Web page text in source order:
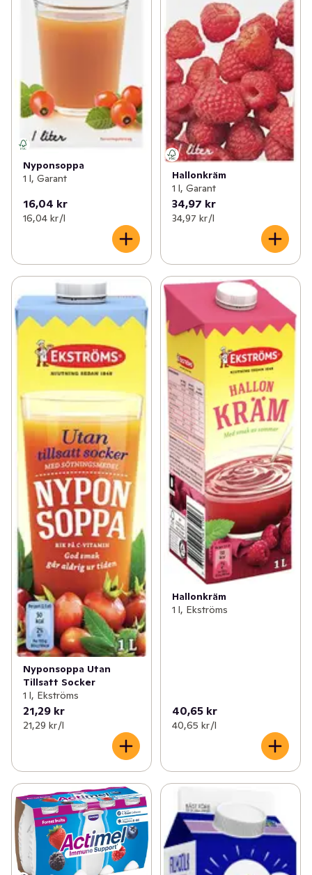
Nyponsoppa
1 l, Garant
16,04 kr
16,04 kr /l
Hallonkräm
1 l, Garant
34,97 kr
34,97 kr /l
Nyponsoppa Utan
Tillsatt Socker
1 l, Ekströms
21,29 kr
21,29 kr /l
Hallonkräm
1 l, Ekströms
40,65 kr
40,65 kr /l